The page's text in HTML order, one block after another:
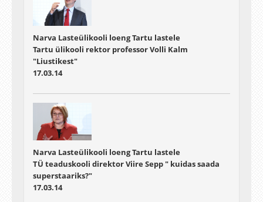
Narva Lasteülikooli loeng Tartu lastele
Tartu ülikooli rektor professor Volli Kalm
"Liustikest"
17.03.14
Narva Lasteülikooli loeng Tartu lastele
TÜ teaduskooli direktor Viire Sepp " kuidas saada
superstaariks?"
17.03.14